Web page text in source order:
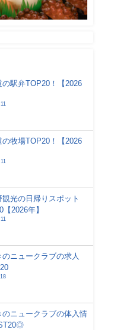
の駅弁TOP20！【2026
の牧場TOP20！【2026
観光の日帰りスポット
【2026年】
のニュークラブの求人
のニュークラブの体入情